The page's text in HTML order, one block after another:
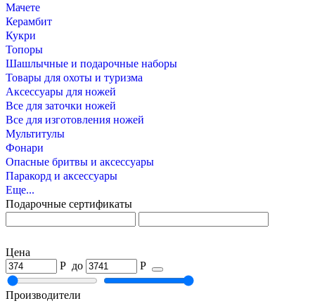
Мачете
Керамбит
Кукри
Топоры
Шашлычные и подарочные наборы
Товары для охоты и туризма
Аксессуары для ножей
Все для заточки ножей
Все для изготовления ножей
Мультитулы
Фонари
Опасные бритвы и аксессуары
Паракорд и аксессуары
Еще...
Подарочные сертификаты
Цена
Р до Р
Производители